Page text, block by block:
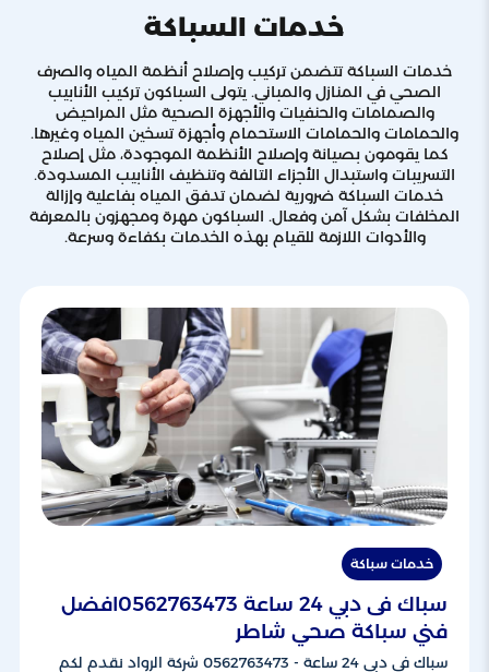
خدمات السباكة
خدمات السباكة تتضمن تركيب وإصلاح أنظمة المياه والصرف
الصحي في المنازل والمباني. يتولى السباكون تركيب الأنابيب
والصمامات والحنفيات والأجهزة الصحية مثل المراحيض
والحمامات والحمامات الاستحمام وأجهزة تسخين المياه وغيرها.
كما يقومون بصيانة وإصلاح الأنظمة الموجودة، مثل إصلاح
التسريبات واستبدال الأجزاء التالفة وتنظيف الأنابيب المسدودة.
خدمات السباكة ضرورية لضمان تدفق المياه بفاعلية وإزالة
المخلفات بشكل آمن وفعال. السباكون مهرة ومجهزون بالمعرفة
والأدوات اللازمة للقيام بهذه الخدمات بكفاءة وسرعة.
خدمات سباكة
سباك فى دبي 24 ساعة 0562763473افضل
فني سباكة صحي شاطر
سباك فى دبي 24 ساعة - 0562763473 شركة الرواد نقدم لكم